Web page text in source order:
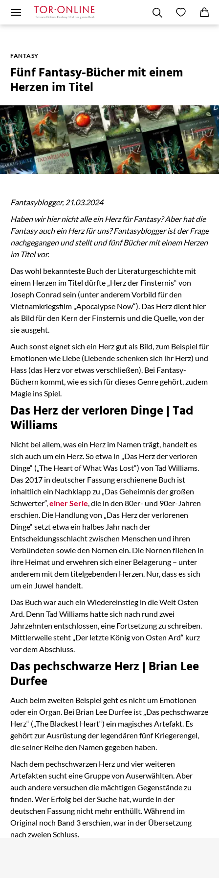
FANTASY
Fünf Fantasy-Bücher mit einem
Herzen im Titel
Fantasyblogger, 21.03.2024
Haben wir hier nicht alle ein Herz für Fantasy? Aber hat die
Fantasy auch ein Herz für uns? Fantasyblogger ist der Frage
nachgegangen und stellt und fünf Bücher mit einem Herzen
im Titel vor.
Das wohl bekannteste Buch der Literaturgeschichte mit
einem Herzen im Titel dürfte „Herz der Finsternis“ von
Joseph Conrad sein (unter anderem Vorbild für den
Vietnamkriegsfilm „Apocalypse Now“). Das Herz dient hier
als Bild für den Kern der Finsternis und die Quelle, von der
sie ausgeht.
Auch sonst eignet sich ein Herz gut als Bild, zum Beispiel für
Emotionen wie Liebe (Liebende schenken sich ihr Herz) und
Hass (das Herz vor etwas verschließen). Bei Fantasy-
Büchern kommt, wie es sich für dieses Genre gehört, zudem
Magie ins Spiel.
Das Herz der verloren Dinge | Tad
Williams
Nicht bei allem, was ein Herz im Namen trägt, handelt es
sich auch um ein Herz. So etwa in „Das Herz der verloren
Dinge“ („The Heart of What Was Lost“) von Tad Williams.
Das 2017 in deutscher Fassung erschienene Buch ist
inhaltlich ein Nachklapp zu „Das Geheimnis der großen
Schwerter“,einer Serie, die in den 80er- und 90er-Jahren
erschien. Die Handlung von „Das Herz der verlorenen
Dinge“ setzt etwa ein halbes Jahr nach der
Entscheidungsschlacht zwischen Menschen und ihren
Verbündeten sowie den Nornen ein. Die Nornen fliehen in
ihre Heimat und erwehren sich einer Belagerung – unter
anderem mit dem titelgebenden Herzen. Nur, dass es sich
um ein Juwel handelt.
Das Buch war auch ein Wiedereinstieg in die Welt Osten
Ard. Denn Tad Williams hatte sich nach rund zwei
Jahrzehnten entschlossen, eine Fortsetzung zu schreiben.
Mittlerweile steht „Der letzte König von Osten Ard“ kurz
vor dem Abschluss.
Das pechschwarze Herz | Brian Lee
Durfee
Auch beim zweiten Beispiel geht es nicht um Emotionen
oder ein Organ. Bei Brian Lee Durfee ist „Das pechschwarze
Herz“ („The Blackest Heart“) ein magisches Artefakt. Es
gehört zur Ausrüstung der legendären fünf Kriegerengel,
die seiner Reihe den Namen gegeben haben.
Nach dem pechschwarzen Herz und vier weiteren
Artefakten sucht eine Gruppe von Auserwählten. Aber
auch andere versuchen die mächtigen Gegenstände zu
finden. Wer Erfolg bei der Suche hat, wurde in der
deutschen Fassung nicht mehr enthüllt. Während im
Original noch Band 3 erschien, war in der Übersetzung
nach zweien Schluss.